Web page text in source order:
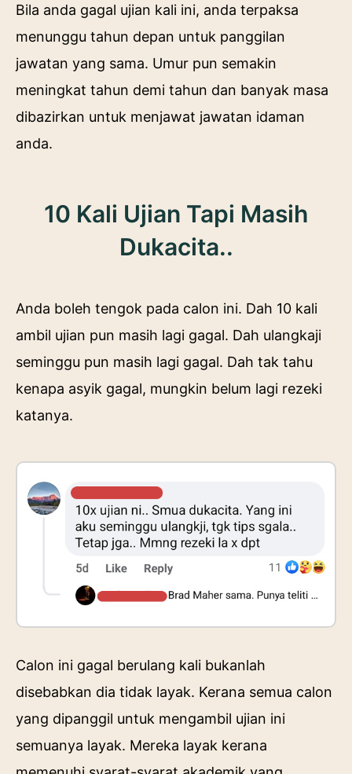
Bila anda gagal ujian kali ini, anda terpaksa
menunggu tahun depan untuk panggilan
jawatan yang sama. Umur pun semakin
meningkat tahun demi tahun dan banyak masa
dibazirkan untuk menjawat jawatan idaman
anda.
10 Kali Ujian Tapi Masih
Dukacita..
Anda boleh tengok pada calon ini. Dah 10 kali
ambil ujian pun masih lagi gagal. Dah ulangkaji
seminggu pun masih lagi gagal. Dah tak tahu
kenapa asyik gagal, mungkin belum lagi rezeki
katanya.
Calon ini gagal berulang kali bukanlah
disebabkan dia tidak layak. Kerana semua calon
yang dipanggil untuk mengambil ujian ini
semuanya layak. Mereka layak kerana